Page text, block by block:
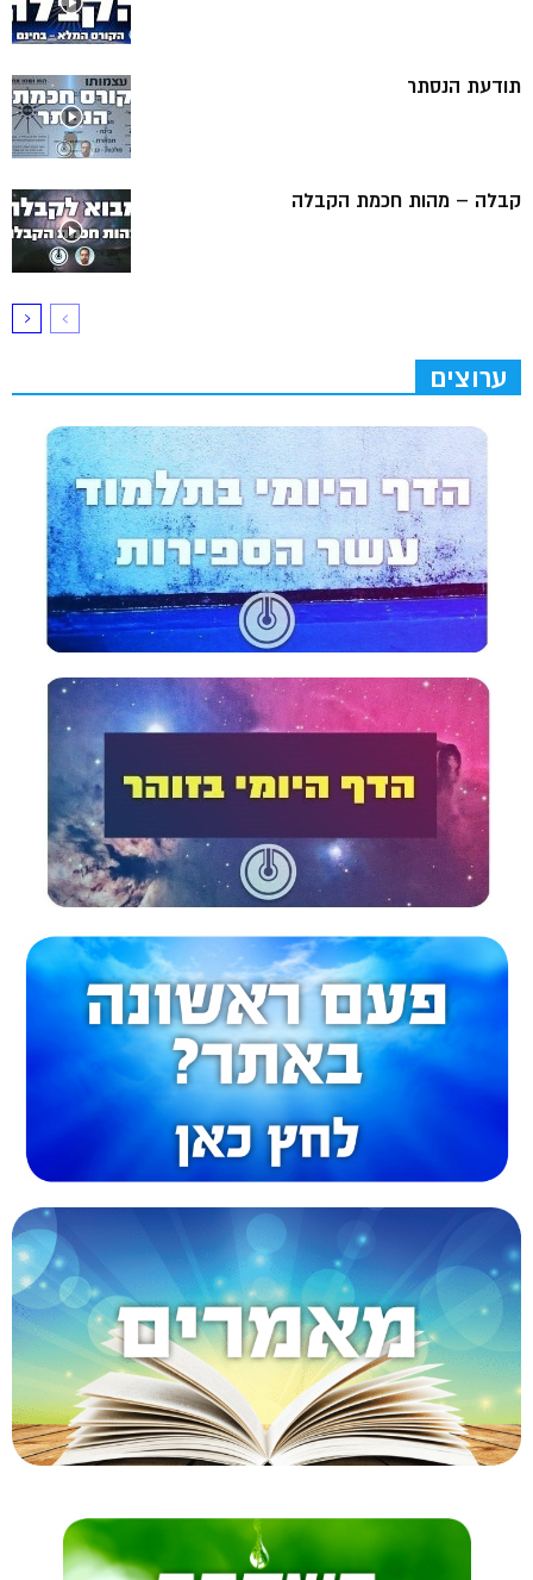
תודעת הנסתר
קבלה – מהות חכמת הקבלה
ערוצים